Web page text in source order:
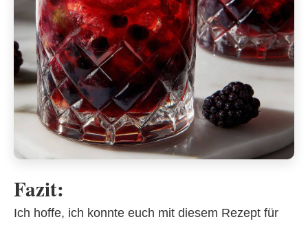
Fazit:
Ich hoffe, ich konnte euch mit diesem Rezept für